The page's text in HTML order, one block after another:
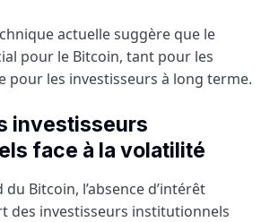
actuelle suggère que le
pour le Bitcoin, tant pour les
pour les investisseurs à long terme.
investisseurs
face à la volatilité
Bitcoin, l’absence d’intérêt
des investisseurs institutionnels